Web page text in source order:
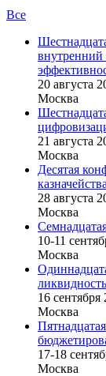
Все
20 августа
Москва
21 августа
Москва
Десятая
28 августа
Москва
10-11
Москва
16 cентября
Москва
17-18
Москва